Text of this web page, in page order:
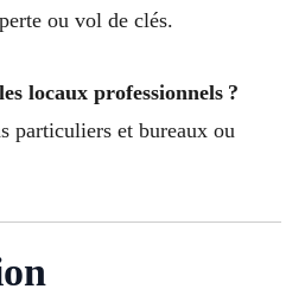
ou vol de clés.
locaux professionnels ?
particuliers et bureaux ou